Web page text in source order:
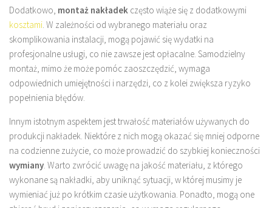
Dodatkowo, montaż nakładek często wiąże się z dodatkowymi
kosztami . W zależności od wybranego materiału oraz
skomplikowania instalacji, mogą pojawić się wydatki na
profesjonalne usługi, co nie zawsze jest opłacalne. Samodzielny
montaż, mimo że może pomóc zaoszczędzić, wymaga
odpowiednich umiejętności i narzędzi, co z kolei zwiększa ryzyko
popełnienia błędów.
Innym istotnym aspektem jest trwałość materiałów używanych do
produkcji nakładek. Niektóre z nich mogą okazać się mniej odporne
na codzienne zużycie, co może prowadzić do szybkiej konieczności
wymiany . Warto zwrócić uwagę na jakość materiału, z którego
wykonane są nakładki, aby uniknąć sytuacji, w której musimy je
wymieniać już po krótkim czasie użytkowania. Ponadto, mogą one